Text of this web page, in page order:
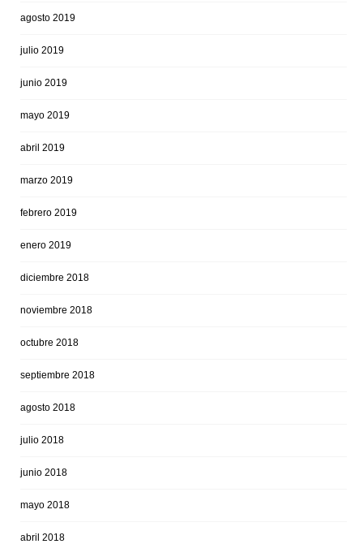
agosto 2019
julio 2019
junio 2019
mayo 2019
abril 2019
marzo 2019
febrero 2019
enero 2019
diciembre 2018
noviembre 2018
octubre 2018
septiembre 2018
agosto 2018
julio 2018
junio 2018
mayo 2018
abril 2018